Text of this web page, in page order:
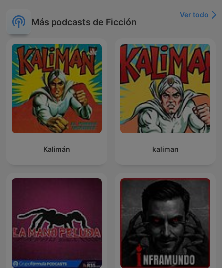
Más podcasts de Ficción
Ver todo
Kalimán kaliman